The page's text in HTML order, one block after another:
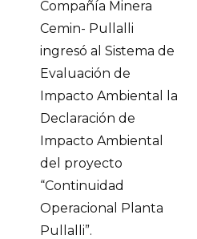
Compañía Minera
Cemin- Pullalli
ingresó al Sistema de
Evaluación de
Impacto Ambiental la
Declaración de
Impacto Ambiental
del proyecto
“Continuidad
Operacional Planta
Pullalli”.